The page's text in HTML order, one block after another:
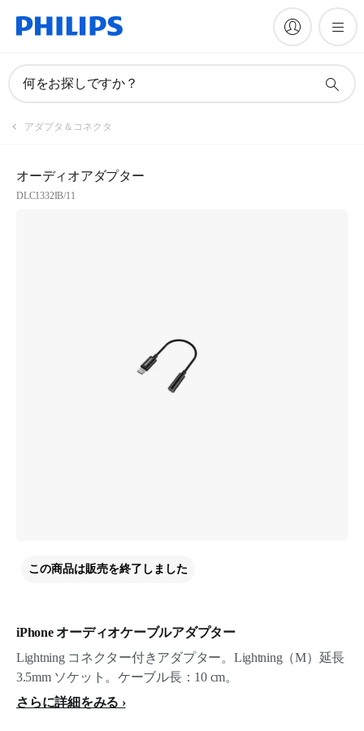
何をお探しですか？
アダプタ＆コネクタ
オーディオアダプター
DLC1332IB/11
iPhone オーディオケーブルアダプター
Lightning コネクター付きアダプター。Lightning（M）延長
3.5mm ソケット。ケーブル長：10 cm。
さらに詳細をみる
この商品は販売を終了しました